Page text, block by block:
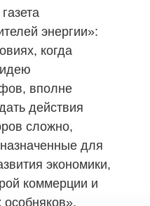
энергии»:
когда
вполне
действия
сложно,
для
экономики,
коммерции и